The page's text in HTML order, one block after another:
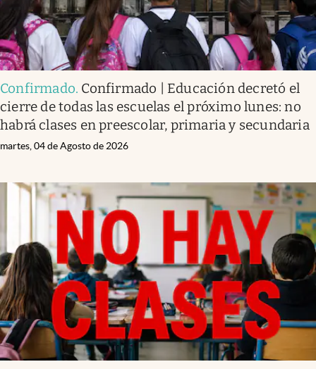
Confirmado. Confirmado | Educación decretó el
cierre de todas las escuelas el próximo lunes: no
habrá clases en preescolar, primaria y secundaria
martes, 04 de Agosto de 2026